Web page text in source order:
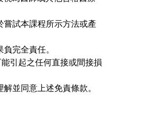
試本課程所示方法或產
完全責任。
引起之任何直接或間接損
並同意上述免責條款。